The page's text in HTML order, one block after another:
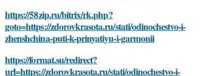
https://58zip.ru/bitrix/rk.php?
goto=https://zdorovkrasota.ru/stati/odinochestvo-i-
zhenshchina-puti-k-prinyatiyu-i-garmonii
https://format.su/redirect?
url=https://zdorovkrasota.ru/stati/odinochestvo-i-